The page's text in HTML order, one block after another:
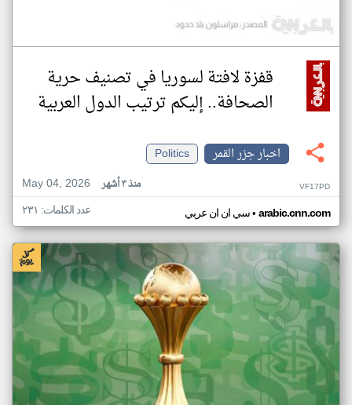
قفزة لافتة لسوريا في تصنيف حرية
الصحافة.. إليكم ترتيب الدول العربية
اخبار جزر القمر
Politics
May 04, 2026
منذ ٣ أشهر VF17PD
سي ان ان عربي• arabic.cnn.com عدد الكلمات: ٢٣١